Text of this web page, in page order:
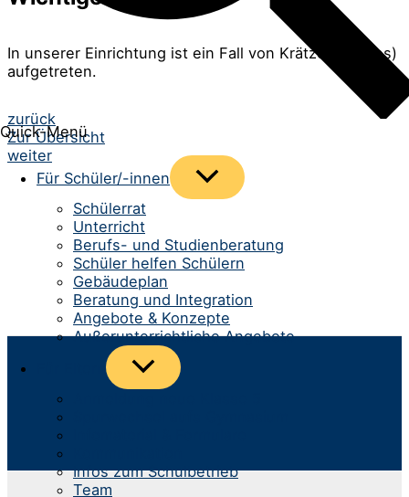
Quick-Menü
Für Schüler/-innen
Menü
umschalten
Schülerrat
Unterricht
Berufs- und Studienberatung
Schüler helfen Schülern
Gebäudeplan
Beratung und Integration
Angebote & Konzepte
Außerunterrichtliche Angebote
Menü
umschalten
Infos zum Schulbetrieb
Team
In unserer Einrichtung ist ein Fall von Krätze (Skabies)
aufgetreten.
Beitrags-
Navigation
zurück
Zur Übersicht
weiter